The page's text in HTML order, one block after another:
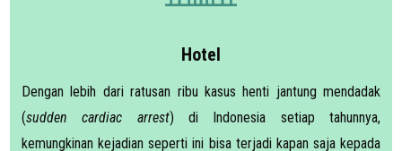
Hotel
Dengan lebih dari ratusan ribu kasus henti jantung mendadak
(sudden cardiac arrest) di Indonesia setiap tahunnya,
kemungkinan kejadian seperti ini bisa terjadi kapan saja kepada